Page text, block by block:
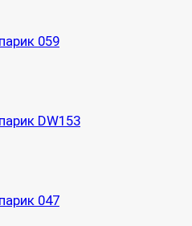
059
DW153
047